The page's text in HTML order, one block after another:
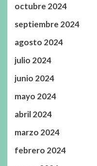
octubre 2024
septiembre 2024
agosto 2024
julio 2024
junio 2024
mayo 2024
abril 2024
marzo 2024
febrero 2024